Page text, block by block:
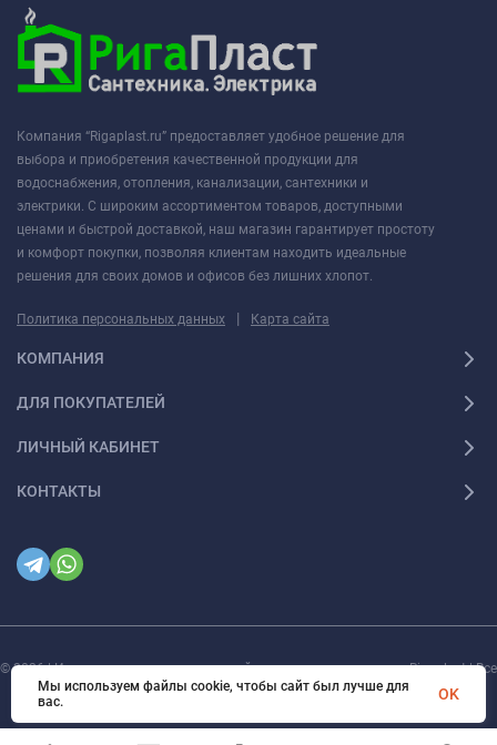
Компания “Rigaplast.ru” предоставляет удобное решение для
выбора и приобретения качественной продукции для
водоснабжения, отопления, канализации, сантехники и
электрики. С широким ассортиментом товаров, доступными
ценами и быстрой доставкой, наш магазин гарантирует простоту
и комфорт покупки, позволяя клиентам находить идеальные
решения для своих домов и офисов без лишних хлопот.
Политика персональных данных | Карта сайта
КОМПАНИЯ
ДЛЯ ПОКУПАТЕЛЕЙ
ЛИЧНЫЙ КАБИНЕТ
КОНТАКТЫ
© 2026 | Интернет магазин инженерной сантехники и электрики Rigaplast | Все
права защищены
Мы используем файлы cookie, чтобы сайт был лучше для
вас.
OK